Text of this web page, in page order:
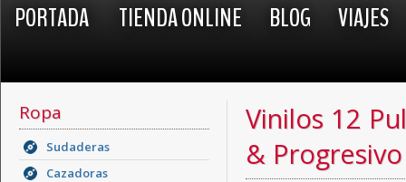
PORTADA TIENDA ONLINE BLOG VIAJES
Ropa
Sudaderas
Cazadoras
Vinilos 12
& Progresivo